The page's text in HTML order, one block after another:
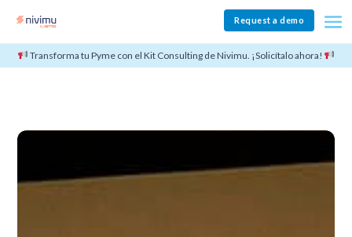
Request a demo
Transforma tu Pyme con el Kit Consulting de Nivimu. ¡Solicítalo ahora!